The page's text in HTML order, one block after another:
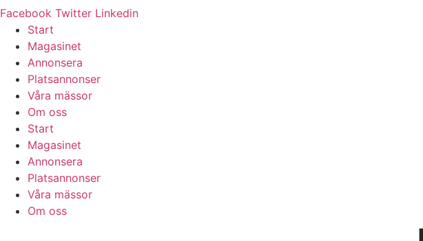
Facebook Twitter Linkedin
Start
Magasinet
Annonsera
Platsannonser
Våra mässor
Om oss
Start
Magasinet
Annonsera
Platsannonser
Våra mässor
Om oss